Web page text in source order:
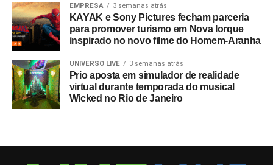
EMPRESA 3 semanas atrás
KAYAK e Sony Pictures fecham parceria
para promover turismo em Nova Iorque
inspirado no novo filme do Homem-Aranha
UNIVERSO LIVE 3 semanas atrás
Prio aposta em simulador de realidade
virtual durante temporada do musical
Wicked no Rio de Janeiro